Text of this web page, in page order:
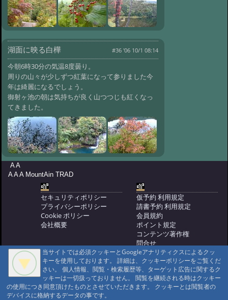
湖面に映る白樺 #36 '06 10/1 08:14
今朝6時30分の気温8度曇り。
周りの山々が少しずつ紅葉になって参りました今
年は綺麗になるでしょう。
御射ヶ池の朝は気持ちが良く山つつじも紅くなっ
てきました。
A A
A A A MountAin TRAD
セキュリティポリシー
プライバシーポリシー
Cookie ポリシー
会社概要
仮予約 利用規定
請書予約 利用規定
会員規約
ポイント規定
コンテンツ著作権
問合せ
マウンテントラッド株式会社
〒386-1211 長野県上田市下之郷692
0268371176
© 1999-2026 MountAin TRAD ® Inc. https://www.mountaintrad.co.jp
当サイトでは必須クッキーとGoogleアナリティクスによるクッ
キーを使用しております。 詳細は、クッキーポリシーをご覧くだ
さい。 個人情報、閲覧・検索履歴等、ターゲット広告に関するク
ッキーは一切扱っておりません。 閲覧を継続される時はクッキー
の使用につき同意頂けたものとさせていただきます。 クッキーとは閲覧者の
デバイスに格納するデータの事です。